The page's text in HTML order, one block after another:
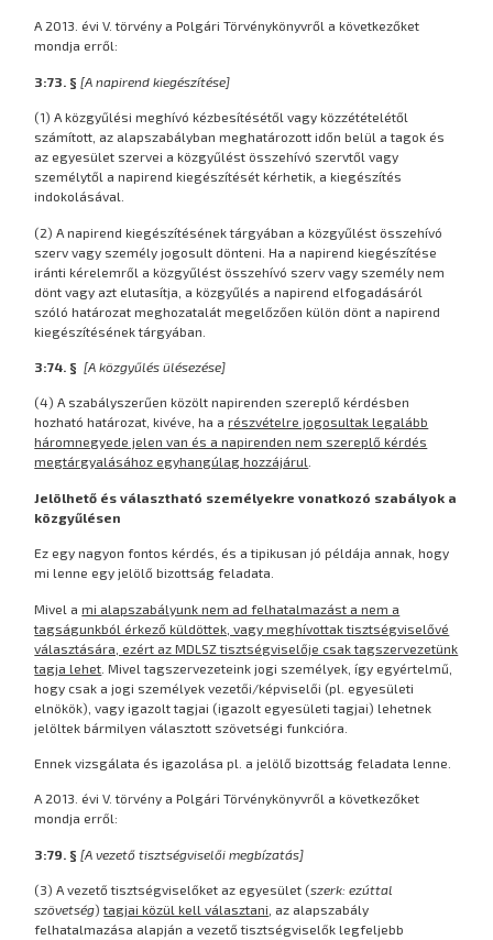
A 2013. évi V. törvény a Polgári Törvénykönyvről a következőket
mondja erről:
3:73. §[A napirend kiegészítése]
(1) A közgyűlési meghívó kézbesítésétől vagy közzétételétől
számított, az alapszabályban meghatározott időn belül a tagok és
az egyesület szervei a közgyűlést összehívó szervtől vagy
személytől a napirend kiegészítését kérhetik, a kiegészítés
indokolásával.
(2) A napirend kiegészítésének tárgyában a közgyűlést összehívó
szerv vagy személy jogosult dönteni. Ha a napirend kiegészítése
iránti kérelemről a közgyűlést összehívó szerv vagy személy nem
dönt vagy azt elutasítja, a közgyűlés a napirend elfogadásáról
szóló határozat meghozatalát megelőzően külön dönt a napirend
kiegészítésének tárgyában.
3:74. §[A közgyűlés ülésezése]
(4) A szabályszerűen közölt napirenden szereplő kérdésben
hozható határozat, kivéve, ha arészvételre jogosultak legalább
háromnegyede jelen van és a napirenden nem szereplő kérdés
megtárgyalásához egyhangúlag hozzájárul
Jelölhető és választható személyekre vonatkozó szabályok a
közgyűlésen
Ez egy nagyon fontos kérdés, és a tipikusan jó példája annak, hogy
mi lenne egy jelölő bizottság feladata.
Mivel ami alapszabályunk nem ad felhatalmazást a nem a
tagságunkból érkező küldöttek, vagy meghívottak tisztségviselővé
választására, ezért az MDLSZ tisztségviselője csak tagszervezetünk
tagja lehet . Mivel tagszervezeteink jogi személyek, így egyértelmű,
hogy csak a jogi személyek vezetői/képviselői (pl. egyesületi
elnökök), vagy igazolt tagjai (igazolt egyesületi tagjai) lehetnek
jelöltek bármilyen választott szövetségi funkcióra.
Ennek vizsgálata és igazolása pl. a jelölő bizottság feladata lenne.
A 2013. évi V. törvény a Polgári Törvénykönyvről a következőket
mondja erről:
3:79. § [A vezető tisztségviselői megbízatás]
(3) A vezető tisztségviselőket az egyesület (szerk: ezúttal
szövetség)tagjai közül kell választani , az alapszabály
felhatalmazása alapján a vezető tisztségviselők legfeljebb